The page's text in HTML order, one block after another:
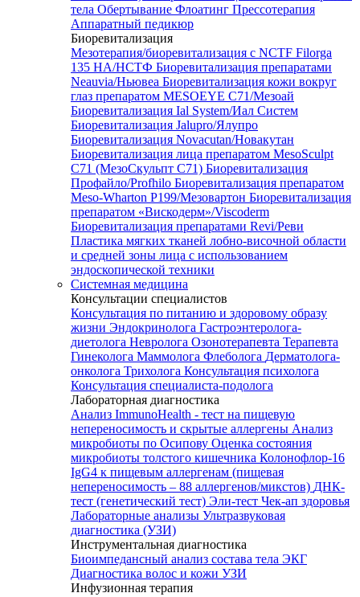
тела Обертывание Флоатинг Прессотерапия
Аппаратный педикюр
Биоревитализация
Мезотерапия/биоревитализация с NCTF Filorga
135 HA/НСТФ Биоревитализация препаратами
Neauvia/Ньювеа Биоревитализация кожи вокруг
глаз препаратом MESOEYE C71/Мезоай
Биоревитализация Ial System/Иал Систем
Биоревитализация Jalupro/Ялупро
Биоревитализация Novacutan/Новакутан
Биоревитализация лица препаратом MesoSculpt
C71 (МезоСкульпт С71) Биоревитализация
Профайло/Profhilo Биоревитализация препаратом
Meso-Wharton P199/Мезовартон Биоревитализация
препаратом «Вискодерм»/Viscoderm
Биоревитализация препаратами Revi/Реви
Пластика мягких тканей лобно-височной области
и средней зоны лица с использованием
эндоскопической техники
Системная медицина
Консультации специалистов
Консультация по питанию и здоровому образу
жизни Эндокринолога Гастроэнтеролога-
диетолога Невролога Озонотерапевта Терапевта
Гинеколога Маммолога Флеболога Дерматолога-
онколога Трихолога Консультация психолога
Консультация специалиста-подолога
Лабораторная диагностика
Анализ ImmunoHealth - тест на пищевую
непереносимость и скрытые аллергены Анализ
микробиоты по Осипову Оценка состояния
микробиоты толстого кишечника Колонофлор-16
IgG4 к пищевым аллергенам (пищевая
непереносимость – 88 аллергенов/микстов) ДНК-
тест (генетический тест) Эли-тест Чек-ап здоровья
Лабораторные анализы Ультразвуковая
диагностика (УЗИ)
Инструментальная диагностика
Биоимпедансный анализ состава тела ЭКГ
Диагностика волос и кожи УЗИ
Инфузионная терапия